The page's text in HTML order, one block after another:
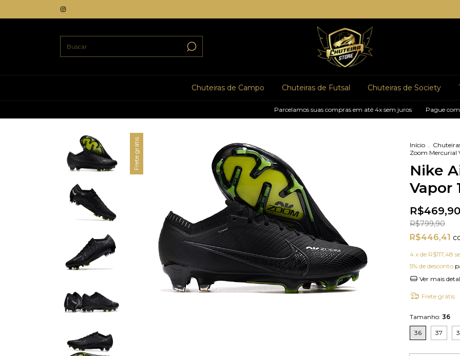
Chuteiras de Campo Chuteiras de Futsal Chuteiras de Society
Parcelamos suas compras em até 4x sem juros Pague com pix e
Frete grátis Início
Zoom Mercurial
Nike
Vapor
R$469,90
R$799,90
R$446,41
4 x de R$117,48
5% de desconto
Ver mais
Frete grátis
Tamanho: 36
36 37